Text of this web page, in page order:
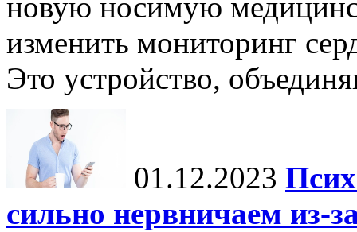
новую носимую
изменить мониторинг
Это устройство,
01.12.2023
сильно нервничаем из-